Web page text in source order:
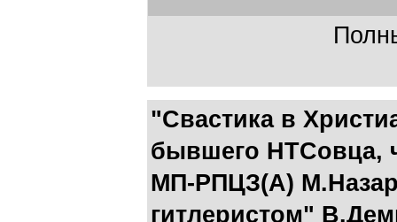
"Свастика в
бывшего НТСовца,
МП-РПЦЗ(А)
гитлеристом"